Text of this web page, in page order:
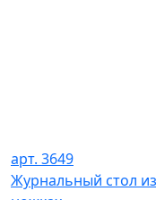
арт. 3649
Журнальный стол